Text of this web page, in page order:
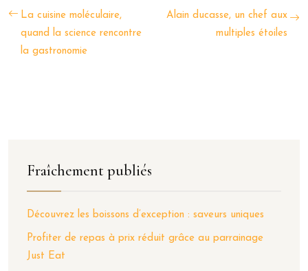
La cuisine moléculaire,
quand la science rencontre
la gastronomie
Alain ducasse, un chef aux
multiples étoiles
Fraîchement publiés
Découvrez les boissons d’exception : saveurs uniques
Profiter de repas à prix réduit grâce au parrainage
Just Eat